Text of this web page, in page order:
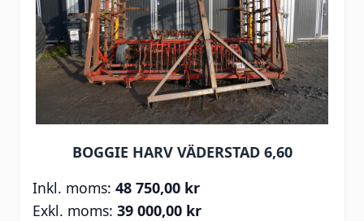
BOGGIE HARV VÄDERSTAD 6,60
48 750,00 kr
39 000,00 kr